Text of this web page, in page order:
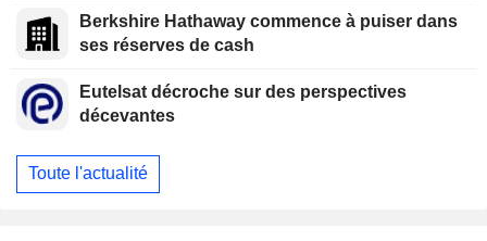
Berkshire Hathaway commence à puiser dans
ses réserves de cash
Eutelsat décroche sur des perspectives
décevantes
Toute l'actualité